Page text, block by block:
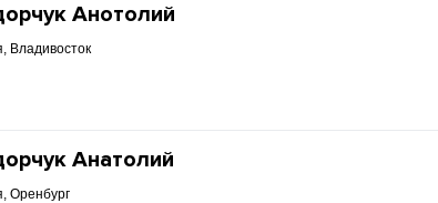
Анотолий
Владивосток
Анатолий
Оренбург